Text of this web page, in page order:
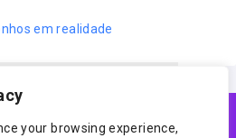
trabalho.
você concorda com
your browsing experience,
em realidade